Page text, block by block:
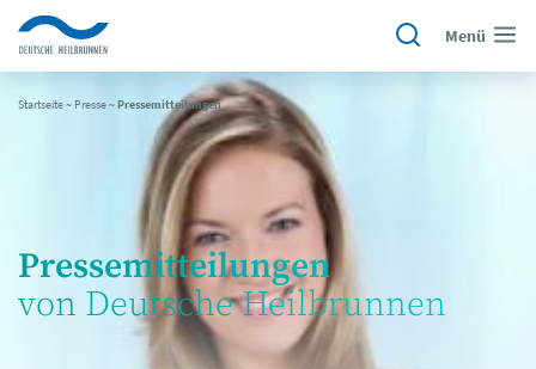
Menü
Startseite~ Presse~Pressemitteilungen
Pressemitteilungen
von Deutsche Heilbrunnen